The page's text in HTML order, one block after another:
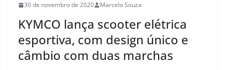
30 de novembro de 2020 Marcelo Souza
KYMCO lança scooter elétrica
esportiva, com design único e
câmbio com duas marchas